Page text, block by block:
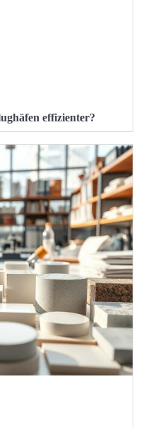
effizienter?